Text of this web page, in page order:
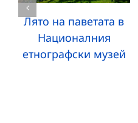
Лято на паветата в
Националния
етнографски музей